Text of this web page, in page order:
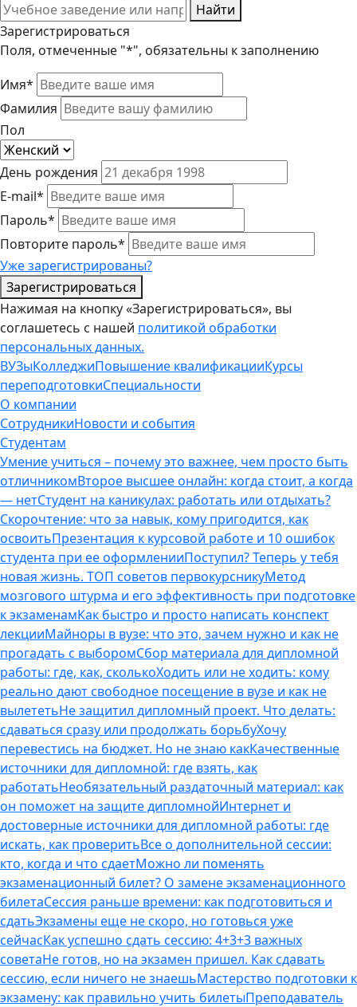
Найти
Зарегистрироваться
Поля, отмеченные "*", обязательны к заполнению
Имя*
Фамилия
Пол
День рождения
E-mail*
Пароль*
Повторите пароль*
Уже зарегистрированы?
Зарегистрироваться
Нажимая на кнопку «Зарегистрироваться», вы
соглашетесь с нашей политикой обработки
персональных данных.
ВУЗыКолледжиПовышение квалификацииКурсы
переподготовкиСпециальности
О компании
СотрудникиНовости и события
Студентам
Умение учиться – почему это важнее, чем просто быть
отличникомВторое высшее онлайн: когда стоит, а когда
— нетСтудент на каникулах: работать или отдыхать?
Скорочтение: что за навык, кому пригодится, как
освоитьПрезентация к курсовой работе и 10 ошибок
студента при ее оформленииПоступил? Теперь у тебя
новая жизнь. ТОП советов первокурсникуМетод
мозгового штурма и его эффективность при подготовке
к экзаменамКак быстро и просто написать конспект
лекцииМайноры в вузе: что это, зачем нужно и как не
прогадать с выборомСбор материала для дипломной
работы: где, как, сколькоХодить или не ходить: кому
реально дают свободное посещение в вузе и как не
вылететьНе защитил дипломный проект. Что делать:
сдаваться сразу или продолжать борьбуХочу
перевестись на бюджет. Но не знаю какКачественные
источники для дипломной: где взять, как
работатьНеобязательный раздаточный материал: как
он поможет на защите дипломнойИнтернет и
достоверные источники для дипломной работы: где
искать, как проверитьВсе о дополнительной сессии:
кто, когда и что сдаетМожно ли поменять
экзаменационный билет? О замене экзаменационного
билетаСессия раньше времени: как подготовиться и
сдатьЭкзамены еще не скоро, но готовься уже
сейчасКак успешно сдать сессию: 4+3+3 важных
советаНе готов, но на экзамен пришел. Как сдавать
сессию, если ничего не знаешьМастерство подготовки к
экзамену: как правильно учить билетыПреподаватель